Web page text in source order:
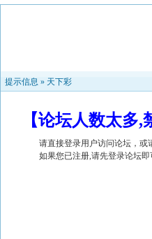
提示信息 » 天下彩
【论坛人数太
请直接登录用户访问论坛，或
如果您已注册,请先登录论坛